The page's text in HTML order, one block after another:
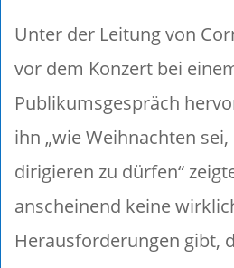
Unter der Leitung von
vor dem Konzert bei
Publikumsgespräch
ihn „wie Weihnachten
dirigieren zu dürfen“
anscheinend keine
Herausforderungen gibt,